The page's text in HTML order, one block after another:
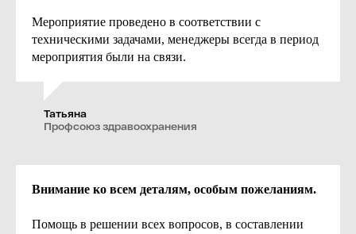
Мероприятие проведено в соответствии с
техническими задачами, менеджеры всегда в период
мероприятия были на связи.
Татьяна
Профсоюз здравоохранения
Внимание ко всем деталям, особым пожеланиям.
Помощь в решении всех вопросов, в составлении
© 2025-2026
Официальный сайт конференц- и банкетных залов
Единый реестр объектов классификации в сфере
Политика в отношении обработки персональных данных
Год 2027
новогодние
шеф-повара